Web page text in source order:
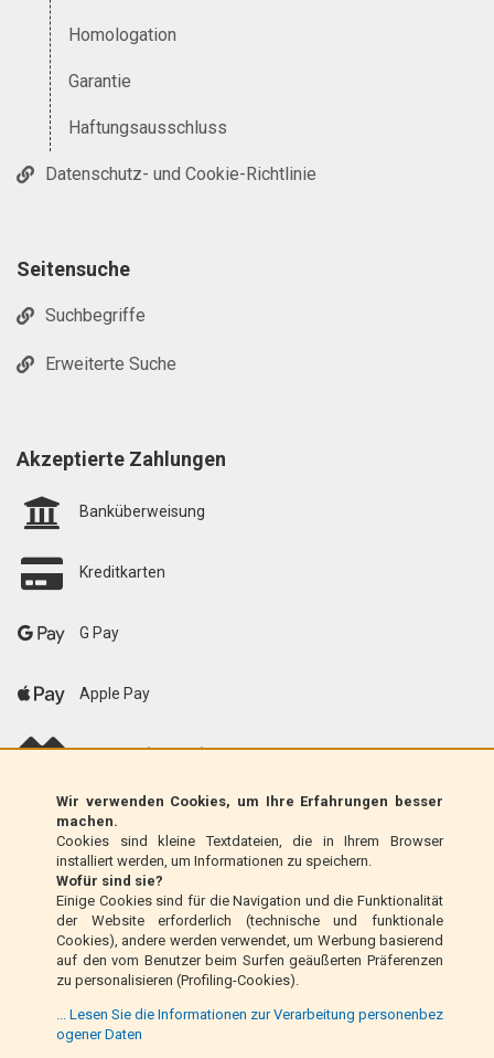
Wir verwenden Cookies, um Ihre Erfahrungen besser
machen.
Cookies sind kleine Textdateien, die in Ihrem Browser
installiert werden, um Informationen zu speichern.
Wofür sind sie?
Einige Cookies sind für die Navigation und die Funktionalität
der Website erforderlich (technische und funktionale
Cookies), andere werden verwendet, um Werbung basierend
auf den vom Benutzer beim Surfen geäußerten Präferenzen
zu personalisieren (Profiling-Cookies).
... Lesen Sie die Informationen zur Verarbeitung personenbez
ogener Daten
Homologation
Garantie
Haftungsausschluss
Datenschutz- und Cookie-Richtlinie
Seitensuche
Suchbegriffe
Erweiterte Suche
Akzeptierte Zahlungen
Banküberweisung
Kreditkarten
G Pay
Apple Pay
scalapay (EU only)
Klarna (nur EU)
Zahlungsanweisung (nur Italien)
Nachnahme (nur Italien)